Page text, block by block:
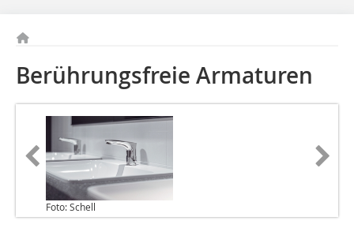
Berührungsfreie Armaturen
Foto: Schell